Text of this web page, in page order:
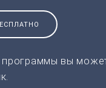
программы вы